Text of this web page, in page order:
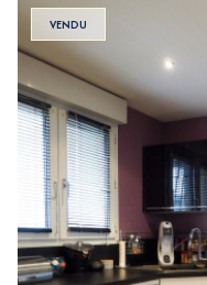
VENDU